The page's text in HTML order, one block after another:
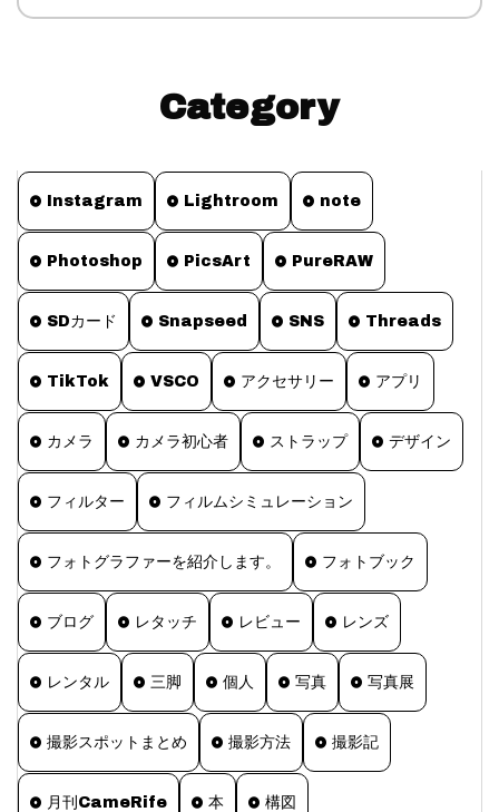
Category
Instagram Lightroom note
Photoshop PicsArt PureRAW
SDカード Snapseed SNS Threads
TikTok VSCO アクセサリー アプリ
カメラ カメラ初心者 ストラップ デザイン
フィルター フィルムシミュレーション
フォトグラファーを紹介します。 フォトブック
ブログ レタッチ レビュー レンズ
レンタル 三脚 個人 写真 写真展
撮影スポットまとめ 撮影方法 撮影記
月刊CameRife 本 構図